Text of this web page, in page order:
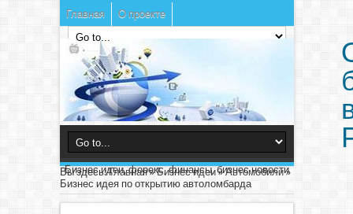
Главная О проекте
Бизнес идеи, форекс, финансы, бизнес новости
Вы здесь:Главная»Бизнес идеи»Автомобили»
Бизнес идея по открытию автоломбарда